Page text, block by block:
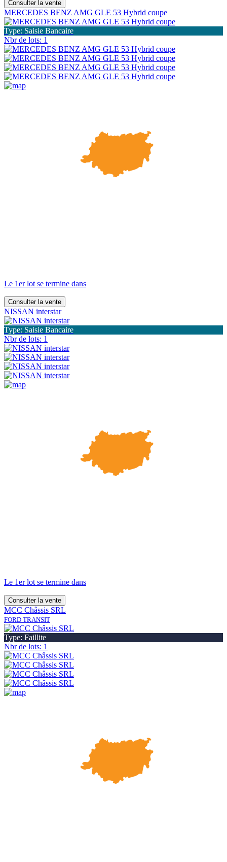
Consulter la vente
MERCEDES BENZ AMG GLE 53 Hybrid coupe
Type: Saisie Bancaire
Nbr de lots: 1
Le 1er lot se termine dans
Consulter la vente
NISSAN interstar
Type: Saisie Bancaire
Nbr de lots: 1
Le 1er lot se termine dans
Consulter la vente
MCC Châssis SRL
FORD TRANSIT
Type: Faillite
Nbr de lots: 1